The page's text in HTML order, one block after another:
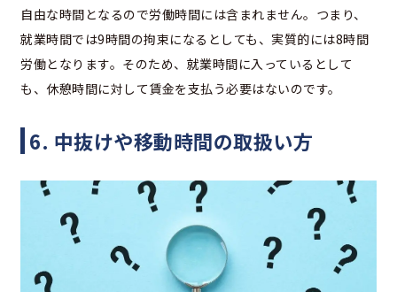
自由な時間となるので労働時間には含まれません。つまり、
就業時間では9時間の拘束になるとしても、実質的には8時間
労働となります。そのため、就業時間に入っているとして
も、休憩時間に対して賃金を支払う必要はないのです。
6. 中抜けや移動時間の取扱い方